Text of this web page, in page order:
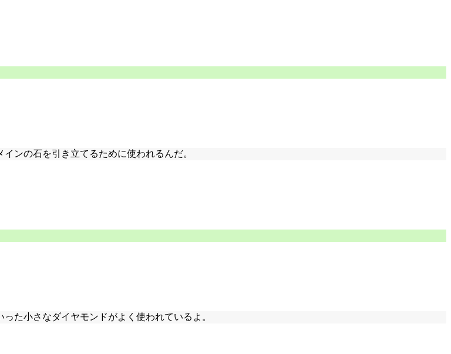
ンの石を引き立てるために使われるんだ。
た小さなダイヤモンドがよく使われているよ。